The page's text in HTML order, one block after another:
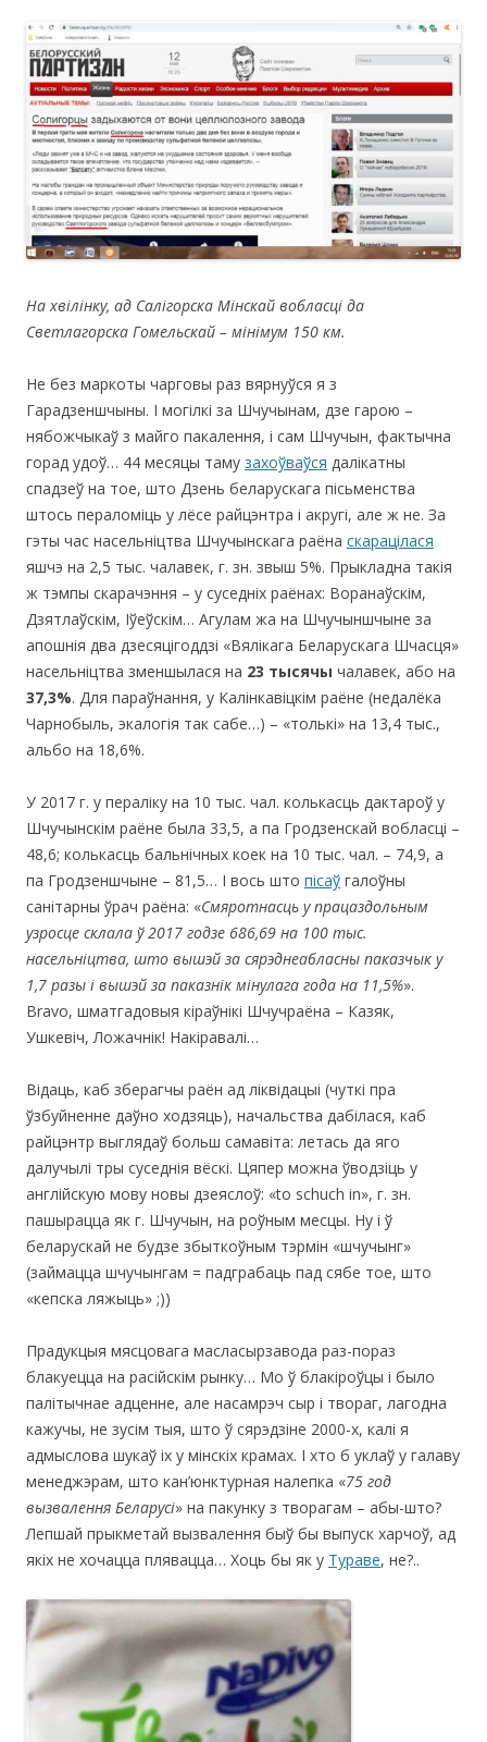
На хвілінку, ад Салігорска Мінскай вобласці да
Светлагорска Гомельскай – мінімум 150 км.
Не без маркоты чарговы раз вярнуўся я з
Гарадзеншчыны. І могілкі за Шчучынам, дзе гарою –
нябожчыкаў з майго пакалення, і сам Шчучын, фактычна
горад удоў… 44 месяцы таму захоўваўся далікатны
спадзеў на тое, што Дзень беларускага пісьменства
штось пераломіць у лёсе райцэнтра і акругі, але ж не. За
гэты час насельніцтва Шчучынскага раёна скарацілася
яшчэ на 2,5 тыс. чалавек, г. зн. звыш 5%. Прыкладна такія
ж тэмпы скарачэння – у суседніх раёнах: Воранаўскім,
Дзятлаўскім, Іўеўскім… Агулам жа на Шчучыншчыне за
апошнія два дзесяцігоддзі «Вялікага Беларускага Шчасця»
насельніцтва зменшылася на 23 тысячы чалавек, або на
37,3%. Для параўнання, у Калінкавіцкім раёне (недалёка
Чарнобыль, экалогія так сабе…) – «толькі» на 13,4 тыс.,
альбо на 18,6%.
У 2017 г. у пераліку на 10 тыс. чал. колькасць дактароў у
Шчучынскім раёне была 33,5, а па Гродзенскай вобласці –
48,6; колькасць бальнічных коек на 10 тыс. чал. – 74,9, а
па Гродзеншчыне – 81,5… І вось што пісаў галоўны
санітарны ўрач раёна: «Смяротнасць у працаздольным
узросце склала ў 2017 годзе 686,69 на 100 тыс.
насельніцтва, што вышэй за сярэднеабласны паказчык у
1,7 разы і вышэй за паказнік мінулага года на 11,5%».
Bravo, шматгадовыя кіраўнікі Шчучраёна – Казяк,
Ушкевіч, Ложачнік! Накіравалі…
Відаць, каб зберагчы раён ад ліквідацыі (чуткі пра
ўзбуйненне даўно ходзяць), начальства дабілася, каб
райцэнтр выглядаў больш самавіта: летась да яго
далучылі тры суседнія вёскі. Цяпер можна ўводзіць у
англійскую мову новы дзеяслоў: «to schuch in», г. зн.
пашырацца як г. Шчучын, на роўным месцы. Ну і ў
беларускай не будзе збыткоўным тэрмін «шчучынг»
(займацца шчучынгам = падграбаць пад сябе тое, што
«кепска ляжыць» ;))
Прадукцыя мясцовага масласырзавода раз-пораз
блакуецца на расійскім рынку… Мо ў блакіроўцы i было
палітычнае адценне, але насамрэч сыр і твораг, лагодна
кажучы, не зусім тыя, што ў сярэдзіне 2000-х, калі я
адмыслова шукаў іх у мінскіх крамах. І хто б уклаў у галаву
менеджэрам, што кан’юнктурная налепка «75 год
вызвалення Беларусі» на пакунку з творагам – абы-што?
Лепшай прыкметай вызвалення быў бы выпуск харчоў, ад
якіх не хочацца плявацца… Хоць бы як у Тураве, не?..